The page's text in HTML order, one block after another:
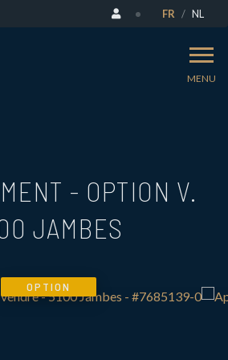
FR NL
MENU
- OPTION V.
JAMBES
OPTION